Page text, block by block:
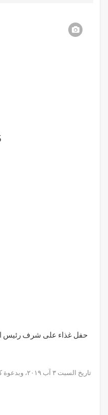
حفل غذاء على شرف رئيس
تاريخ السبت